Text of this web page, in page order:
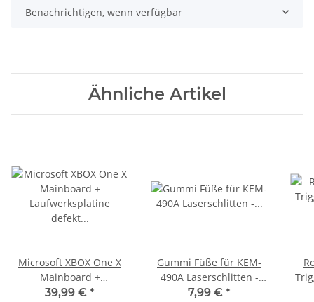
Benachrichtigen, wenn verfügbar
Ähnliche Artikel
Microsoft XBOX One X
Mainboard +
Laufwerksplatine defekt
39,99 € *
Gummi Füße für KEM-
490A Laserschlitten -
Sony Playtstation 4 -
7,99 € *